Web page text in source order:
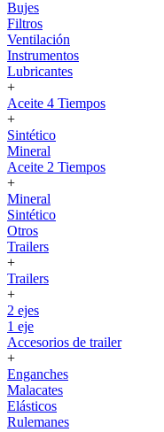
Bujes
Filtros
Ventilación
Instrumentos
Lubricantes
+
Aceite 4 Tiempos
+
Sintético
Mineral
Aceite 2 Tiempos
+
Mineral
Sintético
Otros
Trailers
+
Trailers
+
2 ejes
1 eje
Accesorios de trailer
+
Enganches
Malacates
Elásticos
Rulemanes